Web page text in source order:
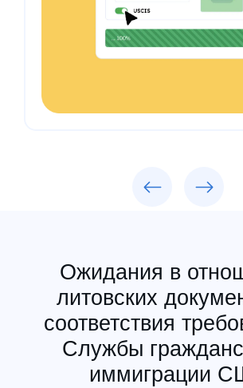
Ожидания в
литовских
соответствия
Службы
иммиграции